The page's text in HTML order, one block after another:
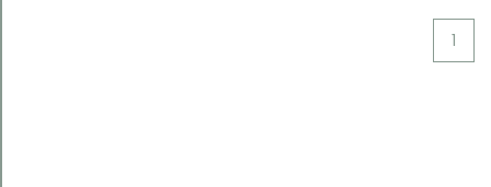
1